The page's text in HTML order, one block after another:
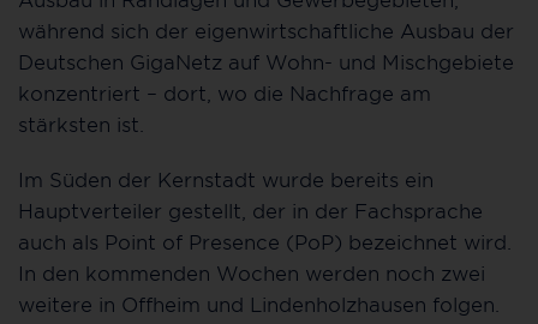
während sich der eigenwirtschaftliche Ausbau der
Deutschen GigaNetz auf Wohn- und Mischgebiete
konzentriert – dort, wo die Nachfrage am
stärksten ist.
Im Süden der Kernstadt wurde bereits ein
Hauptverteiler gestellt, der in der Fachsprache
auch als Point of Presence (PoP) bezeichnet wird.
In den kommenden Wochen werden noch zwei
weitere in Offheim und Lindenholzhausen folgen.